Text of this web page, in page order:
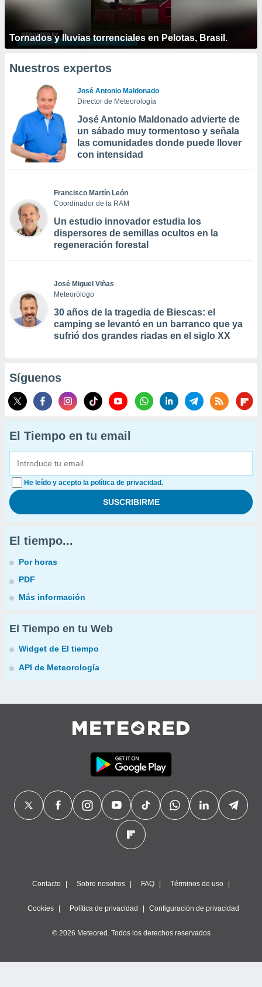
Tornados y lluvias torrenciales en Pelotas, Brasil.
Nuestros expertos
José Antonio Maldonado
Director de Meteorología
José Antonio Maldonado advierte de
un sábado muy tormentoso y señala
las comunidades donde puede llover
con intensidad
Francisco Martín León
Coordinador de la RAM
Un estudio innovador estudia los
dispersores de semillas ocultos en la
regeneración forestal
José Miguel Viñas
Meteorólogo
30 años de la tragedia de Biescas: el
camping se levantó en un barranco que ya
sufrió dos grandes riadas en el siglo XX
Síguenos
El Tiempo en tu email
He leído y acepto la política de privacidad.
El tiempo...
Por horas
PDF
Más información
El Tiempo en tu Web
Widget de El tiempo
API de Meteorología
Contacto Sobre nosotros FAQ Términos de uso
Cookies Política de privacidad Configuración de privacidad
© 2026 Meteored. Todos los derechos reservados